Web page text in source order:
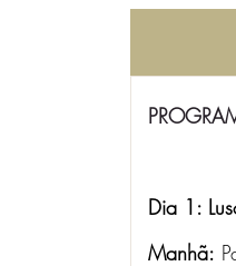
Dia 1:
Manhã: